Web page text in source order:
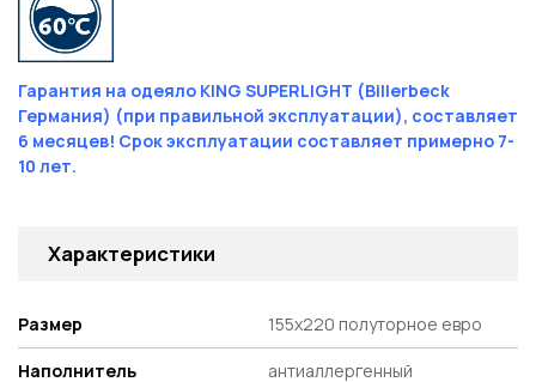
Гарантия на одеяло KING SUPERLIGHT (Billerbeck
Германия) (при правильной эксплуатации), составляет
6 месяцев! Срок эксплуатации составляет примерно 7-
10 лет.
Характеристики
Размер 155х220 полуторное евро
Наполнитель антиаллергенный